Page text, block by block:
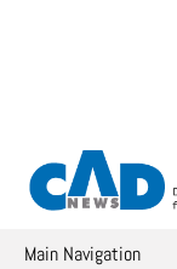
Main Navigation